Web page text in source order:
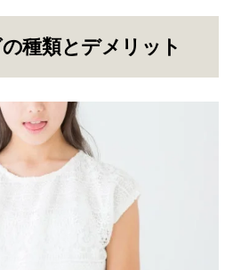
種類とデメリット